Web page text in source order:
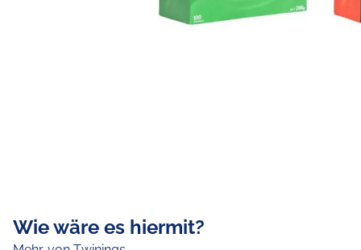
Wie wäre es hiermit?